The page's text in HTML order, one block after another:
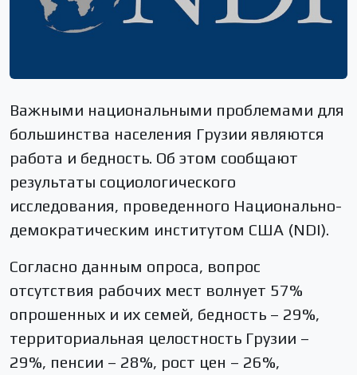
Важными национальными проблемами для
большинства населения Грузии являются
работа и бедность. Об этом сообщают
результаты социологического
исследования, проведенного Национально-
демократическим институтом США (NDI).
Согласно данным опроса, вопрос
отсутствия рабочих мест волнует 57%
опрошенных и их семей, бедность – 29%,
территориальная целостность Грузии –
29%, пенсии – 28%, рост цен – 26%,